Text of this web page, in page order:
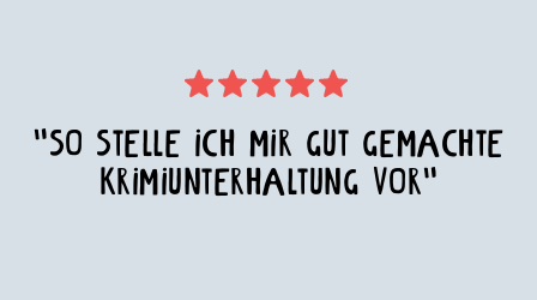
"SO STELLE ICH MIR GUT GEMACHTE
KRIMIUNTERHALTUNG VOR"